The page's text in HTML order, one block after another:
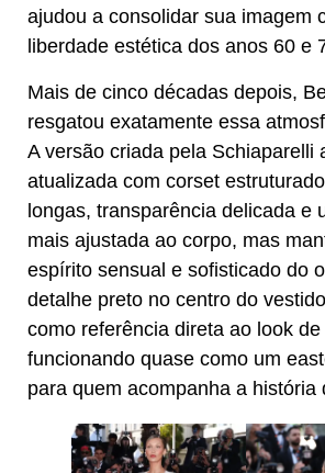
ajudou a consolidar sua imagem
liberdade estética dos anos 60 e
Mais de cinco décadas depois,
resgatou exatamente essa
A versão criada pela Schiaparelli
atualizada com corset
longas, transparência delicada e
mais ajustada ao corpo, mas
espírito sensual e sofisticado do
detalhe preto no centro do
como referência direta ao look de
funcionando quase como um
para quem acompanha a história